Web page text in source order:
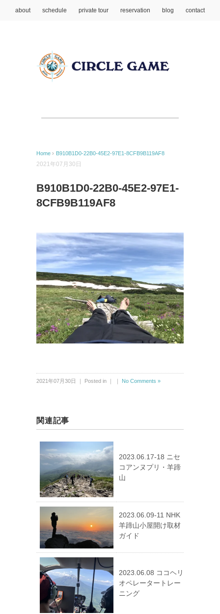
about schedule private tour reservation blog contact
Home › B910B1D0-22B0-45E2-97E1-8CFB9B119AF8
2021年07月30日
B910B1D0-22B0-45E2-97E1-
8CFB9B119AF8
2021年07月30日 ｜ Posted in ｜ ｜ No Comments »
関連記事
2023.06.17-18 ニセ
コアンヌプリ・羊蹄
山
2023.06.09-11 NHK
羊蹄山小屋開け取材
ガイド
2023.06.08 ココヘリ
オペレータートレー
ニング